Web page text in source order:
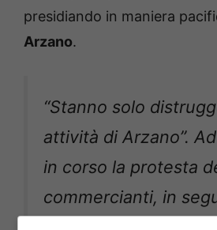
presidiando in maniera
Arzano.
“Stanno solo
attività di Arzano”. Ad
in corso la protesta
commercianti, in